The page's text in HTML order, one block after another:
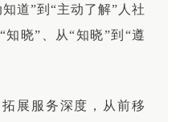
道”到“主动了解”人社
晓”、从“知晓”到“遵
展服务深度，从前移